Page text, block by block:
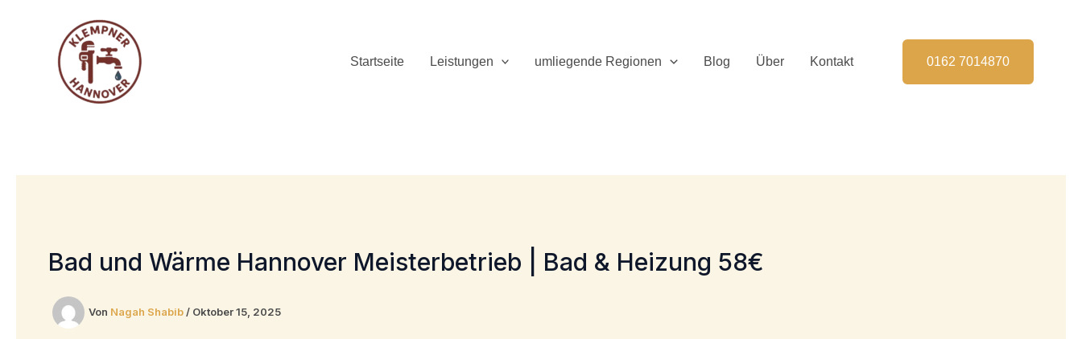
Startseite Leistungen umliegende Regionen Blog Über Kontakt 0162 7014870
Bad und Wärme Hannover Meisterbetrieb | Bad & Heizung 58€
Von Nagah Shabib / Oktober 15, 2025